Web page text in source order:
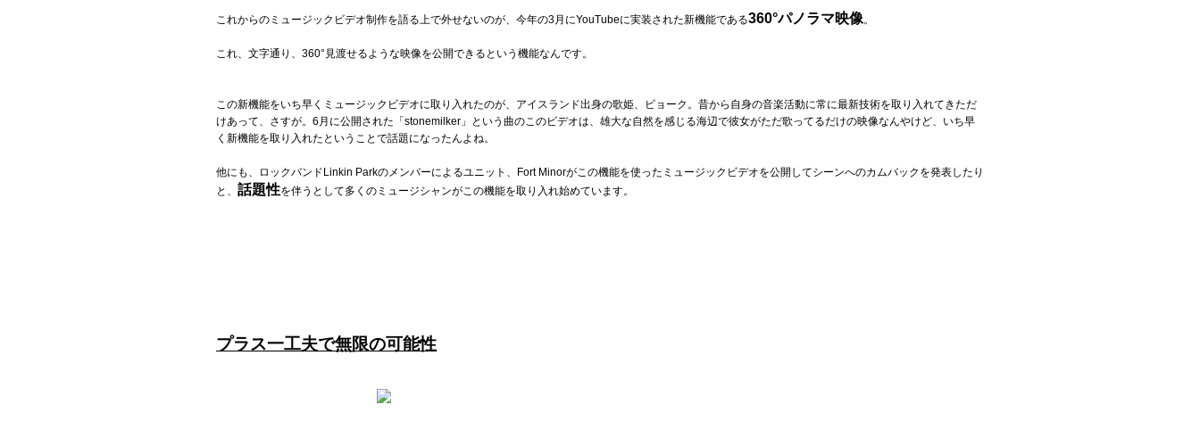
これからのミュージックビデオ制作を語る上で外せないのが、今年の3月にYouTubeに実装された新機能である360°パノラマ映像。
これ、文字通り、360°見渡せるような映像を公開できるという機能なんです。
この新機能をいち早くミュージックビデオに取り入れたのが、アイスランド出身の歌姫、ビョーク。昔から自身の音楽活動に常に最新技術を取り入れてきただ
けあって、さすが。6月に公開された「stonemilker」という曲のこのビデオは、雄大な自然を感じる海辺で彼女がただ歌ってるだけの映像なんやけど、いち早
く新機能を取り入れたということで話題になったんよね。
他にも、ロックバンドLinkin Parkのメンバーによるユニット、Fort Minorがこの機能を使ったミュージックビデオを公開してシーンへのカムバックを発表したり
と、 話題性を伴うとして多くのミュージシャンがこの機能を取り入れ始めています。
プラス一工夫で無限の可能性